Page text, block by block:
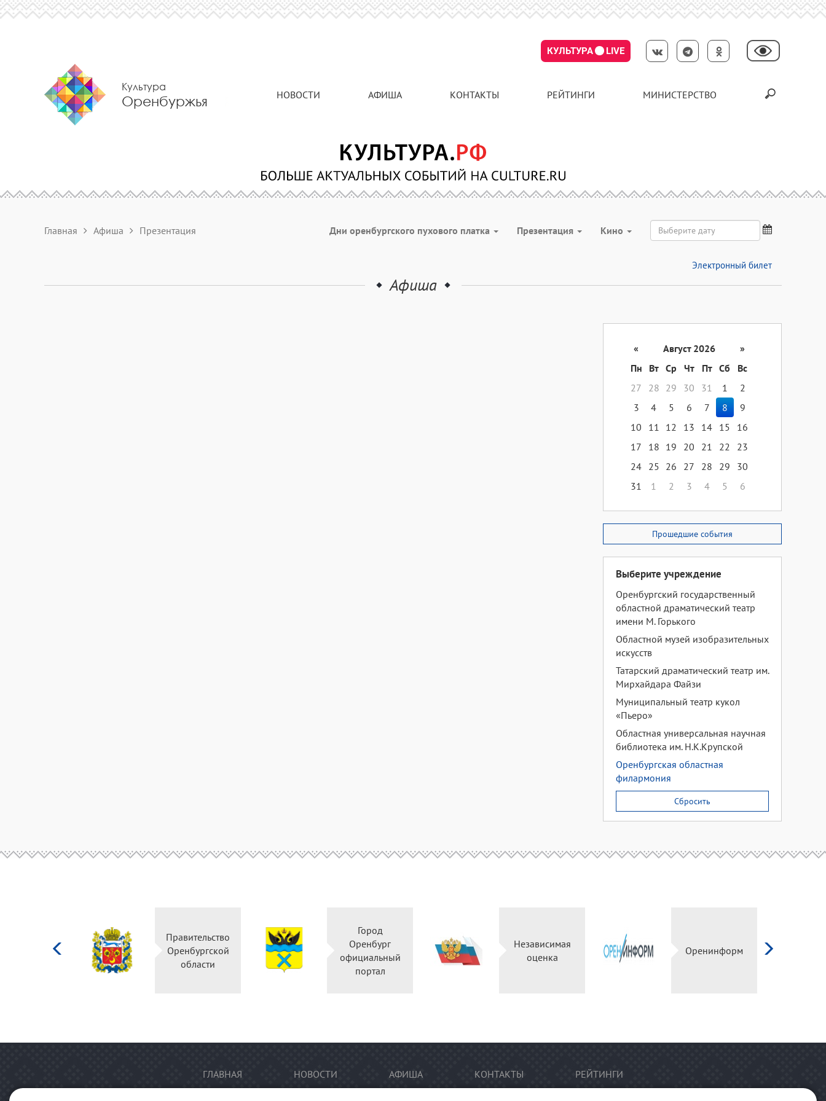
КУЛЬТУРА LIVE
Культура
Оренбуржья НОВОСТИ АФИША КОНТАКТЫ РЕЙТИНГИ МИНИСТЕРСТВО
Главная Афиша Презентация Дни оренбургского пухового платка Презентация Кино
Электронный билет
Афиша
« Август 2026
»
Пн
Вт Ср Чт Пт Сб
Вс
27
28 29 30 31 1
2
3
4 5 6 7 8
9
10
11 12 13 14 15
16
17
18 19 20 21 22
23
24 25 26 27 28 29
30
31
1 2 3 4 5 6
Прошедшие события
Выберите учреждение
Оренбургский государственный
областной драматический театр
имени М. Горького
Областной музей изобразительных
искусств
Татарский драматический театр им.
Мирхайдара Файзи
Муниципальный театр кукол
«Пьеро»
Областная универсальная научная
библиотека им. Н.К.Крупской
Оренбургская областная
филармония
Сбросить
Правительство
Оренбургской
области
Город
Оренбург
официальный
портал
Независимая
оценка
Оренинформ
ГЛАВНАЯ НОВОСТИ АФИША КОНТАКТЫ РЕЙТИНГИ